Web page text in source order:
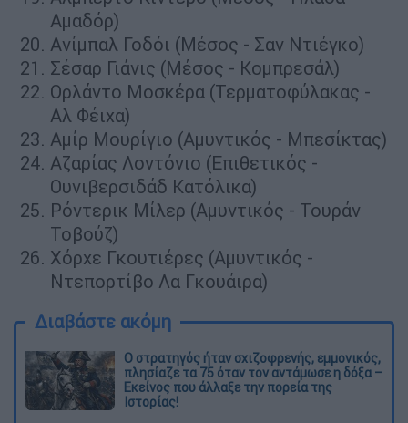
Αμαδόρ)
Ανίμπαλ Γοδόι (Μέσος - Σαν Ντιέγκο)
Σέσαρ Γιάνις (Μέσος - Κομπρεσάλ)
Ορλάντο Μοσκέρα (Τερματοφύλακας -
Αλ Φέιχα)
Αμίρ Μουρίγιο (Αμυντικός - Μπεσίκτας)
Αζαρίας Λοντόνιο (Επιθετικός -
Ουνιβερσιδάδ Κατόλικα)
Ρόντερικ Μίλερ (Αμυντικός - Τουράν
Τοβούζ)
Χόρχε Γκουτιέρες (Αμυντικός -
Ντεπορτίβο Λα Γκουάιρα)
Διαβάστε ακόμη
O στρατηγός ήταν σχιζοφρενής, εμμονικός,
πλησίαζε τα 75 όταν τον αντάμωσε η δόξα –
Εκείνος που άλλαξε την πορεία της
Ιστορίας!